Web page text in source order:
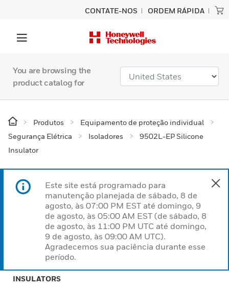
CONTATE-NOS ORDEM RÁPIDA
You are browsing the
product catalog for
Produtos
Equipamento de proteção individual
Segurança Elétrica
Isoladores
9502L-EP Silicone
Insulator
Este site está programado para
manutenção planejada de sábado, 8 de
agosto, às 07:00 PM EST até domingo, 9
de agosto, às 05:00 AM EST (de sábado, 8
de agosto, às 11:00 PM UTC até domingo,
9 de agosto, às 09:00 AM UTC).
Agradecemos sua paciência durante esse
período.
INSULATORS